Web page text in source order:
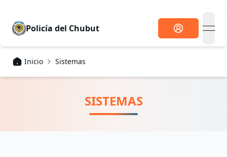
Policía del Chubut
Inicio Sistemas
SISTEMAS